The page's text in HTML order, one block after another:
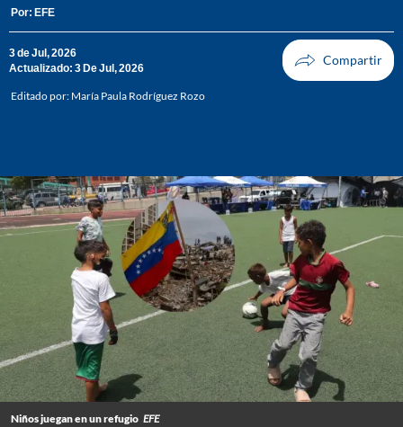
Por: EFE
3 de Jul, 2026
Actualizado: 3 De Jul, 2026
Editado por: María Paula Rodríguez Rozo
Niños juegan en un refugio EFE